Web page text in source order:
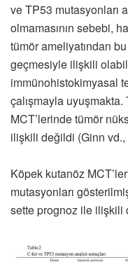
ve TP53 mutasyonları
olmamasının sebebi,
tümör ameliyatından
geçmesiyle ilişkili
immünohistokimyasal
çalışmayla
MCT’lerinde tümör
ilişkili değildi (Ginn vd.,
Köpek kutanöz
mutasyonları
sette prognoz ile ilişkili